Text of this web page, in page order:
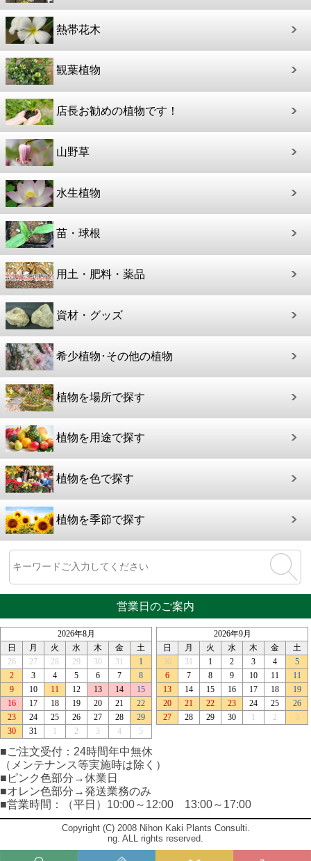
熱帯花木
観葉植物
店長お勧めの植物です！
山野草
水生植物
苗・球根
用土・肥料・薬品
資材・グッズ
希少植物･その他の植物
植物を場所で探す
植物を用途で探す
植物を色で探す
植物を季節で探す
営業日のご案内
■ご注文受付：24時間年中無休
（メンテナンス等実施時は除く）
■ピンク色部分→休業日
■オレン色部分→発送業務のみ
■営業時間：（平日）10:00～12:00 13:00～17:00
Copyright (C) 2008 Nihon Kaki Plants Consulti.
ng. ALL rights reserved.